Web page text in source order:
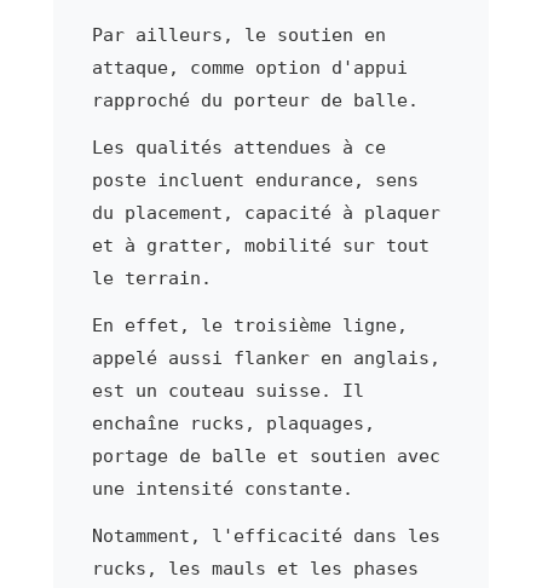
Par ailleurs, le soutien en
attaque, comme option d'appui
rapproché du porteur de balle.
Les qualités attendues à ce
poste incluent endurance, sens
du placement, capacité à plaquer
et à gratter, mobilité sur tout
le terrain.
En effet, le troisième ligne,
appelé aussi flanker en anglais,
est un couteau suisse. Il
enchaîne rucks, plaquages,
portage de balle et soutien avec
une intensité constante.
Notamment, l'efficacité dans les
rucks, les mauls et les phases